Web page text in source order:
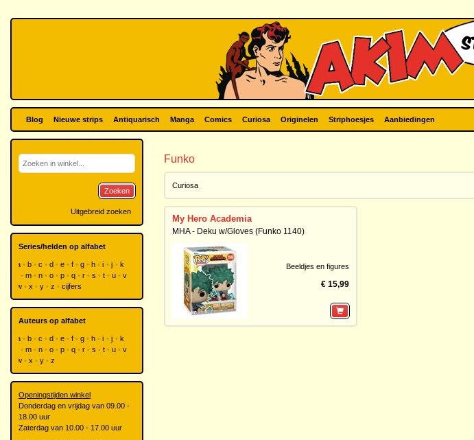
Blog Nieuwe strips Antiquarisch Manga Comics Curiosa Originelen Striphoesjes Aanbiedingen
Funko
Curiosa
My Hero Academia
MHA - Deku w/Gloves (Funko 1140)
Beeldjes en figures
€ 15,99
Zoeken
Uitgebreid zoeken
Series/helden op alfabet
a b c d e f g h i j
k
m n o p q r s t u
v
w
x y z cijfers
Auteurs op alfabet
a b c d e f g h i j
k
m n o p q r s t u
v
w
x y z
Openingstijden winkel
Donderdag en vrijdag van 09.00 -
18.00 uur
Zaterdag van 10.00 - 17.00 uur